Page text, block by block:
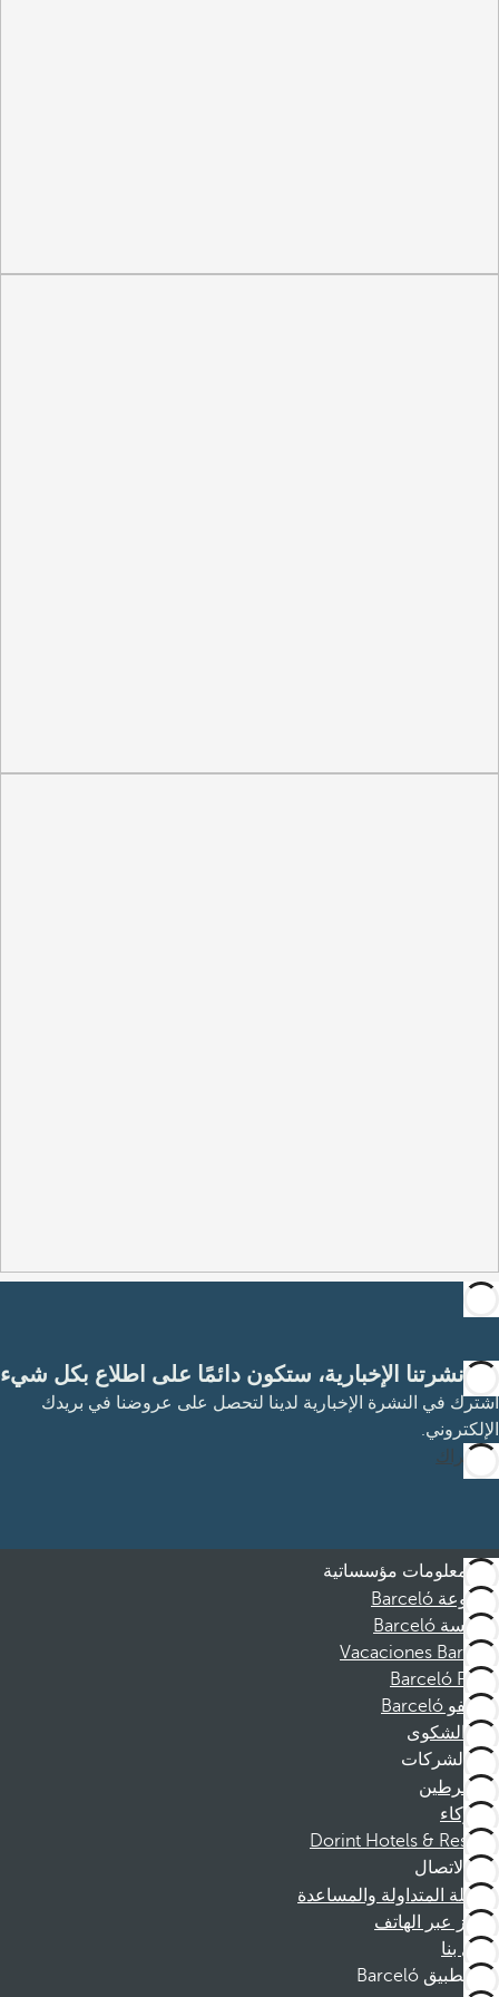
مع نشرتنا الإخبارية، ستكون دائمًا على اطلاع بكل شيء
اشترك في النشرة الإخبارية لدينا لتحصل على عروضنا في بريدك
الإلكتروني.
الاشتراك
معلومات مؤسساتية
مجموعة Barceló
مؤسسة Barceló
Vacaciones Barceló
Barceló Films
موظفو Barceló
قناة الشكوى
الشركات
المنخرطين
الشركاء
Dorint Hotels & Resorts
الاتصال
الأسئلة المتداولة والمساعدة
الحجز عبر الهاتف
اتصل بنا
تطبيق Barceló